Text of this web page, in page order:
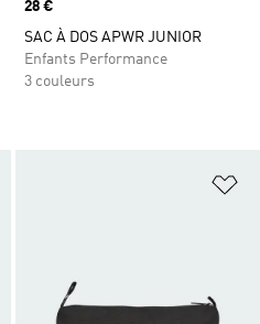
Prix
28 €
SAC À DOS APWR JUNIOR
Enfants Performance
3 couleurs
Ajouter à la Liste de produits